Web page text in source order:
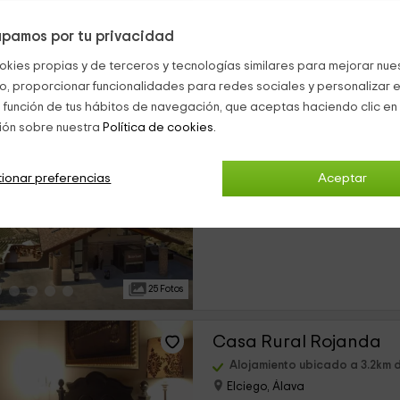
por tu privacidad
propias y de terceros y tecnologías similares para mejorar
proporcionar funcionalidades para redes sociales y personalizar
de tus hábitos de navegación, que aceptas haciendo clic
sobre nuestra Política de cookies.
Aceptar
preferencias
25 Fotos
Hotel Eguren Ugarte
0 opiniones
Casa Rural Rojanda
Alojamiento ubicado a 3.2km
Elciego, Álava